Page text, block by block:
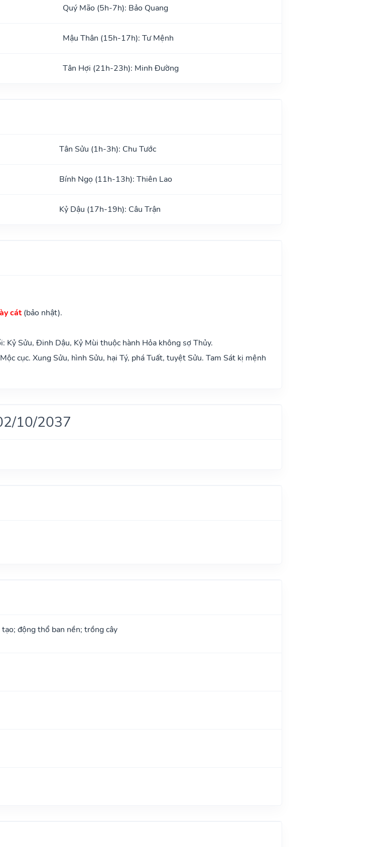
Quý Mão (5h-7h): Bảo Quang
Mậu Thân (15h-17h): Tư Mệnh
Tân Hợi (21h-23h): Minh Đường
Tân Sửu (1h-3h): Chu Tước
Bính Ngọ (11h-13h): Thiên Lao
Kỷ Dậu (17h-19h): Câu Trận
cát(bảo nhật).
Kỷ Sửu, Đinh Dậu, Kỷ Mùi thuộc hành Hỏa không sợ Thủy.
cục. Xung Sửu, hình Sửu, hại Tý, phá Tuất, tuyệt Sửu. Tam Sát kị mệnh
10/2037
động thổ ban nền; trồng cây